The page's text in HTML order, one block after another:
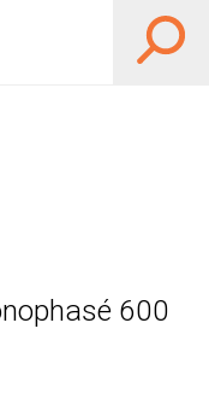
600